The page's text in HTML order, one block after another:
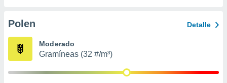
e
mediante
Polen Detalle
Moderado
Gramíneas (32 #/m³)